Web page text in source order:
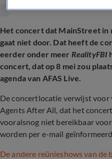
Het concert dat MainStreet in
gaat niet door. Dat heeft de
eerder onder meer RealityFBI
concert, dat op 8 mei zou
agenda van AFAS Live.
De concertlocatie verwijst voor
Agents After All, dat het
vooralsnog niet bereikbaar
worden per e-mail
De andere reünieshows van de